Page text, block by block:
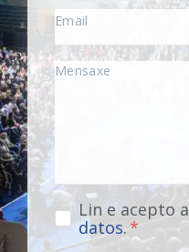
Lin e acepto a
datos.